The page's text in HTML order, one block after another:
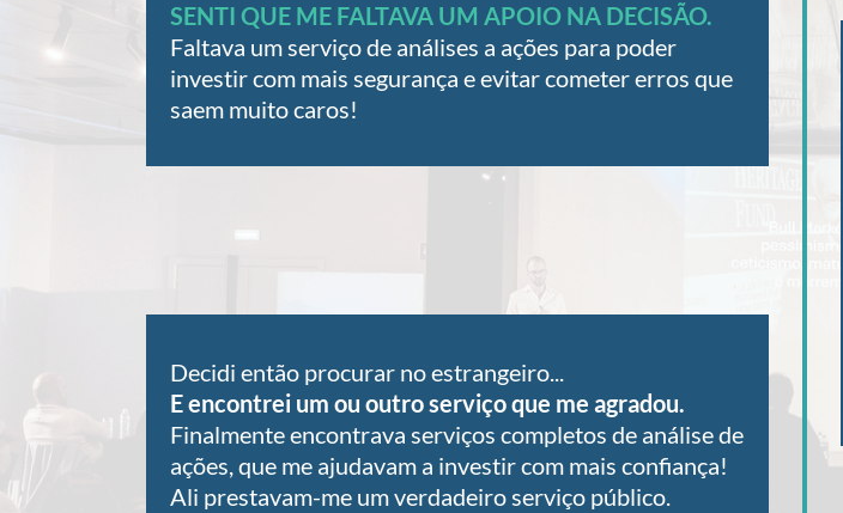
SENTI QUE ME FALTAVA UM APOIO NA DECISÃO.
Faltava um serviço de análises a ações para poder
investir com mais segurança e evitar cometer erros que
saem muito caros!
Decidi então procurar no estrangeiro...
E encontrei um ou outro serviço que me agradou.
Finalmente encontrava serviços completos de análise de
ações, que me ajudavam a investir com mais confiança!
Ali prestavam-me um verdadeiro serviço público.